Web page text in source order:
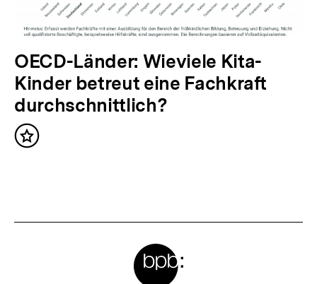
t
:
N
ä
c
h
s
OECD-Länder: Wieviele Kita-
Kinder betreut eine Fachkraft
durchschnittlich?
Inhalt